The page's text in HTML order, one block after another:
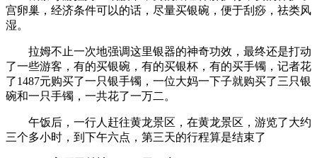
宫卵巢，经济条件可以的话，尽量买银碗，便于刮痧，祛类风
湿。
拉姆不止一次地强调这里银器的神奇功效，最终还是打动
了一些游客，有的买银碗，有的买银杯，有的买手镯，记者花
了1487元购买了一只银手镯，一位大妈一下子就购买了三只银
碗和一只手镯，一共花了一万二。
午饭后，一行人赶往黄龙景区，在黄龙景区，游览了大约
三个多小时，到下午六点，第三天的行程算是结束了